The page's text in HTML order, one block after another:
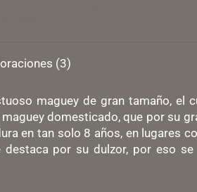
(3)
maguey de gran tamaño, el
domesticado, que por su
en tan solo 8 años, en lugares
por su dulzor, por eso